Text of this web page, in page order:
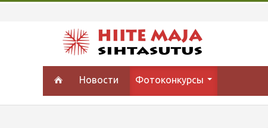
Новости Фотоконкурсы